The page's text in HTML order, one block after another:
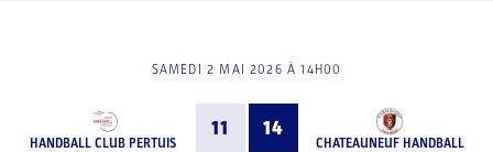
SAMEDI 2 MAI 2026 À 14H00
HANDBALL CLUB PERTUIS
11 14
CHATEAUNEUF HANDBALL